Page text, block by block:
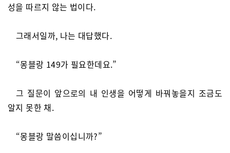
성을 따르지 않는 법이다.
그래서일까, 나는 대답했다.
“몽블랑 149가 필요한데요.”
그 질문이 앞으로의 내 인생을 어떻게 바꿔놓을지 조금도
알지 못한 채.
“몽블랑 말씀이십니까?”